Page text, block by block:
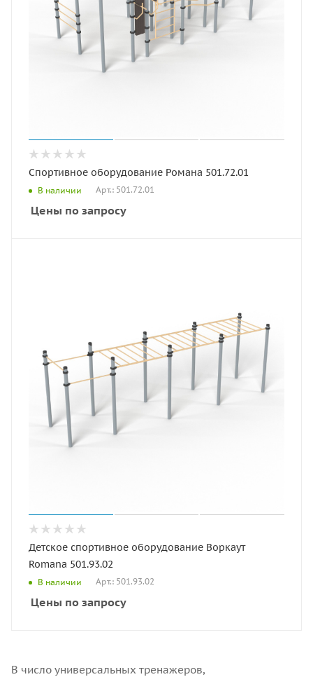
Спортивное оборудование Романа 501.72.01
В наличии Арт.: 501.72.01
Цены по запросу
Детское спортивное оборудование Воркаут
Romana 501.93.02
В наличии Арт.: 501.93.02
Цены по запросу
В число универсальных тренажеров,